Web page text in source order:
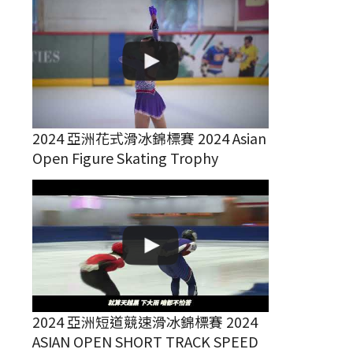
2024 亞洲花式滑冰錦標賽 2024 Asian
Open Figure Skating Trophy
2024 亞洲短道競速滑冰錦標賽 2024
ASIAN OPEN SHORT TRACK SPEED